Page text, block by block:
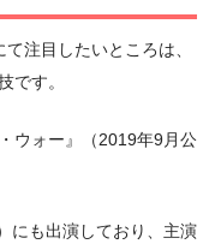
注目したいところは、
です。
ウォー』（2019年9月公
にも出演しており、主演